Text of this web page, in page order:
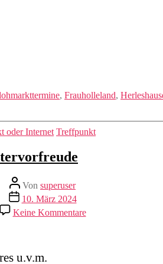
, Frauholleland,
Kategorien
oder Internet Treffpunkt
Beitragsautor
Von superuser
Veröffentlichungsdatum
10. März 2024
Keine Kommentarezu
Ostervorfreude
u.v.m.